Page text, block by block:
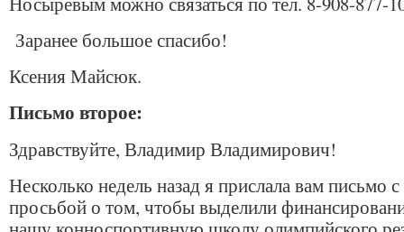
Заранее большое спасибо!
Ксения Майсюк.
Письмо второе:
Здравствуйте, Владимир Владимирович!
Несколько недель назад я прислала вам письмо с
просьбой о том, чтобы выделили